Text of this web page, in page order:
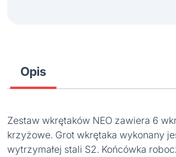
Opis
Zestaw wkrętaków NEO zawiera 6
krzyżowe. Grot wkrętaka wykonany
wytrzymałej stali S2. Końcówka